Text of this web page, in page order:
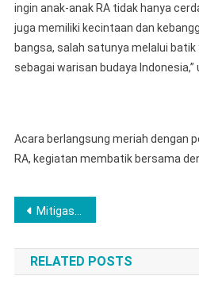
ingin anak-anak RA tidak hanya
juga memiliki kecintaan dan
bangsa, salah satunya melalui batik
sebagai warisan budaya Indonesia,”
Acara berlangsung meriah dengan
RA, kegiatan membatik bersama
Post
navigation
Mitigasi Bencana saat Cuaca Ekstrem, Polres Musi Rawas Bersama Pemkab Musi Rawas Gelar Rapat Koordinasi Lintas Sektoral
RELATED POSTS